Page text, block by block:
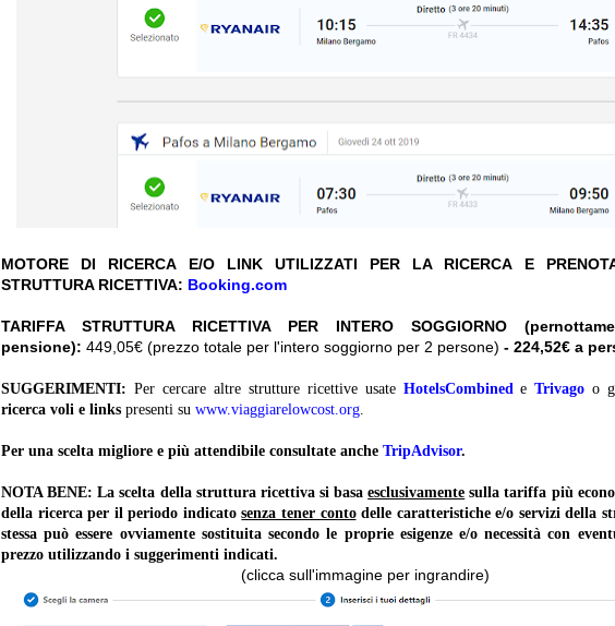
MOTORE DI RICERCA E/O LINK UTILIZZATI PER LA RICERCA E
STRUTTURA RICETTIVA: Booking.com
TARIFFA STRUTTURA RICETTIVA PER INTERO SOGGIORNO
pensione): 449,05€ (prezzo totale per l'intero soggiorno per 2 persone) - 224,52€ a
SUGGERIMENTI: Per cercare altre strutture ricettive usate HotelsCombinedeTrivago o
ricerca voli e links presenti su www.viaggiarelowcost.org.
Per una scelta migliore e più attendibile consultate anche TripAdvisor.
NOTA BENE: La scelta della struttura ricettiva si basaesclusivamente sulla tariffa più
della ricerca per il periodo indicatosenza tener contodelle caratteristiche e/o servizi della
stessa può essere ovviamente sostituita secondo le proprie esigenze e/o necessità con
prezzo utilizzando i suggerimenti indicati.
(clicca sull'immagine per ingrandire)